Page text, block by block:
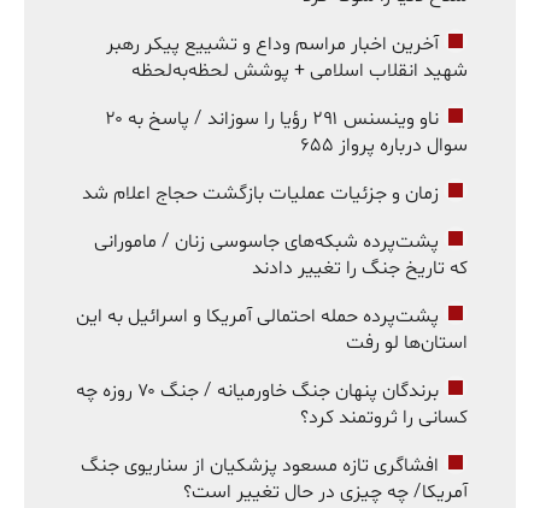
آخرین اخبار مراسم وداع و تشییع پیکر رهبر
شهید انقلاب اسلامی + پوشش لحظه‌به‌لحظه
ناو وینسنس ۲۹۱ رؤیا را سوزاند / پاسخ به ۲۰
سوال درباره پرواز ۶۵۵
زمان و جزئیات عملیات بازگشت حجاج اعلام شد
پشت‌پرده شبکه‌های جاسوسی زنان / مامورانی
که تاریخ جنگ را تغییر دادند
پشت‌پرده حمله احتمالی آمریکا و اسرائیل به این
استان‌ها لو رفت
برندگان پنهان جنگ خاورمیانه / جنگ ۷۰ روزه چه
کسانی را ثروتمند کرد؟
افشاگری تازه مسعود پزشکیان از سناریوی جنگ
آمریکا/ چه چیزی در حال تغییر است؟